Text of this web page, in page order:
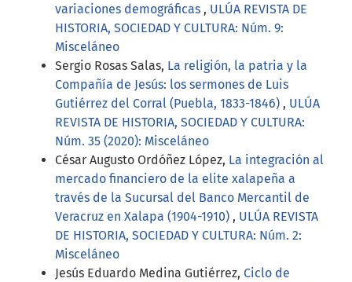
variaciones demográficas , ULÚA REVISTA DE
HISTORIA, SOCIEDAD Y CULTURA: Núm. 9:
Misceláneo
Sergio Rosas Salas, La religión, la patria y la
Compañía de Jesús: los sermones de Luis
Gutiérrez del Corral (Puebla, 1833-1846) , ULÚA
REVISTA DE HISTORIA, SOCIEDAD Y CULTURA:
Núm. 35 (2020): Misceláneo
César Augusto Ordóñez López, La integración al
mercado financiero de la elite xalapeña a
través de la Sucursal del Banco Mercantil de
Veracruz en Xalapa (1904-1910) , ULÚA REVISTA
DE HISTORIA, SOCIEDAD Y CULTURA: Núm. 2:
Misceláneo
Jesús Eduardo Medina Gutiérrez, Ciclo de